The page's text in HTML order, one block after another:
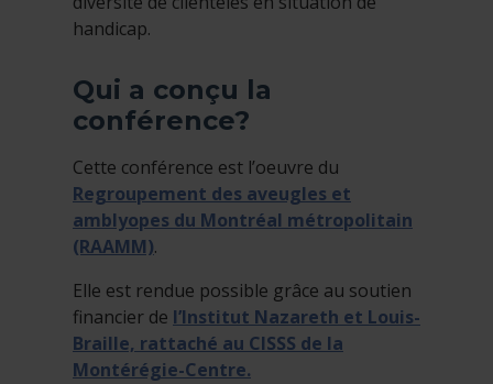
handicap.
Qui a conçu la
conférence?
Cette conférence est l’oeuvre du
Regroupement des aveugles et
amblyopes du Montréal métropolitain
(RAAMM).
Elle est rendue possible grâce au soutien
financier de l’Institut Nazareth et Louis-
Braille, rattaché au CISSS de la
Montérégie-Centre.